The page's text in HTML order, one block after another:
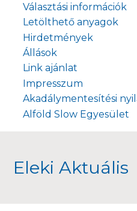
Választási információk
Letölthető anyagok
Hirdetmények
Állások
Link ajánlat
Impresszum
Akadálymentesítési
Alföld Slow Egyesület
Eleki Aktuális